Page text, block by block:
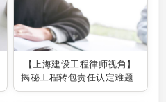
【上海建设工程律师视角】
揭秘工程转包责任认定难题